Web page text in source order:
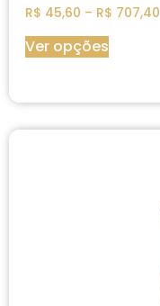
R$ 45,60 – R$ 707,40
Ver opções